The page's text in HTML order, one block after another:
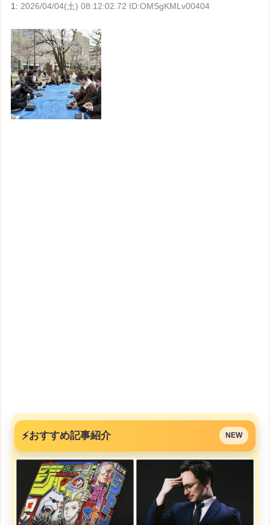
1: 2026/04/04(土) 08:12:02.72 ID:OMSgKMLv00404
⚡おすすめ記事紹介 NEW